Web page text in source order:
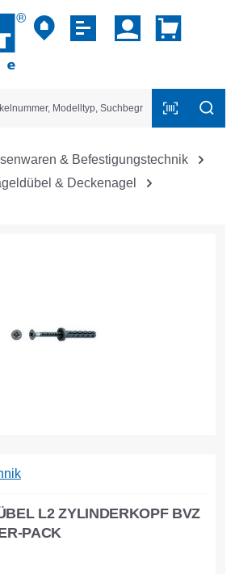
springen
& Befestigungstechnik
& Deckenagel
L2 ZYLINDERKOPF BVZ
PACK